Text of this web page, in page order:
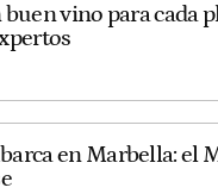
vino para cada
en Marbella: el